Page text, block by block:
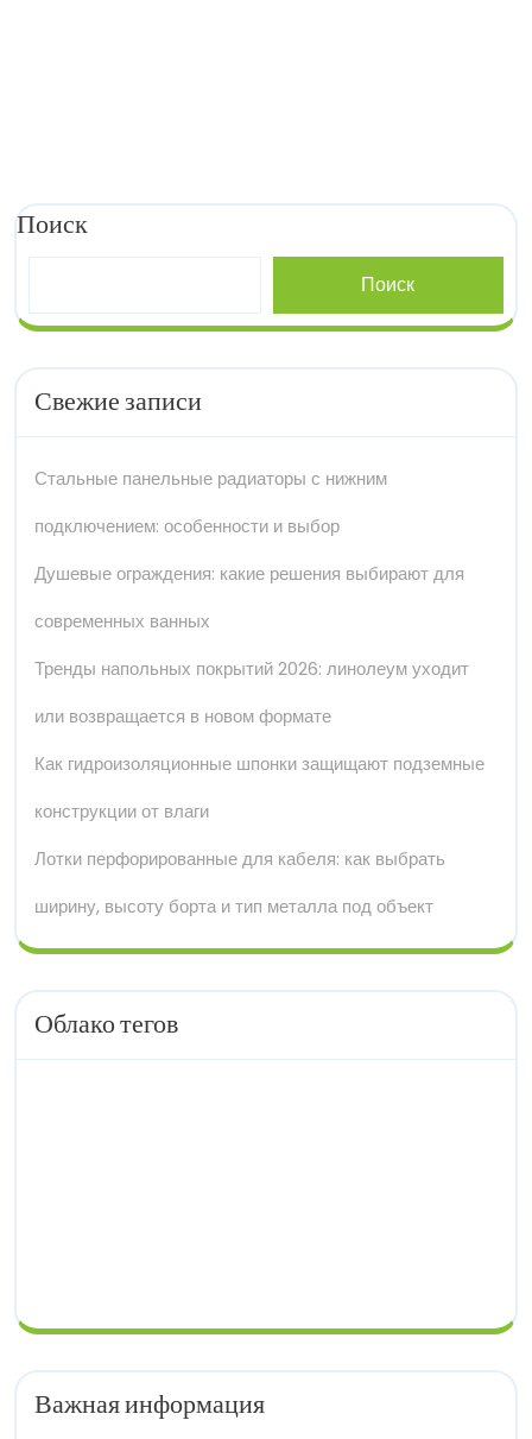
Поиск
Поиск
Свежие записи
Стальные панельные радиаторы с нижним
подключением: особенности и выбор
Душевые ограждения: какие решения выбирают для
современных ванных
Тренды напольных покрытий 2026: линолеум уходит
или возвращается в новом формате
Как гидроизоляционные шпонки защищают подземные
конструкции от влаги
Лотки перфорированные для кабеля: как выбрать
ширину, высоту борта и тип металла под объект
Облако тегов
Важная информация